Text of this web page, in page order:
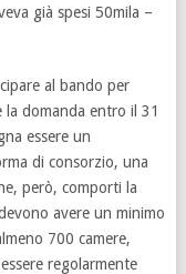
già spesi 50mila –
al bando per
domanda entro il 31
essere un
di consorzio, una
però, comporti la
avere un minimo
700 camere,
regolarmente